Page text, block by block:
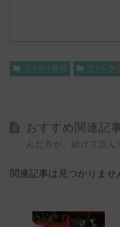
コメディ映画 ファンタ
おすすめ関連記
んだ方が、続けて読ん
関連記事は見つかりませ